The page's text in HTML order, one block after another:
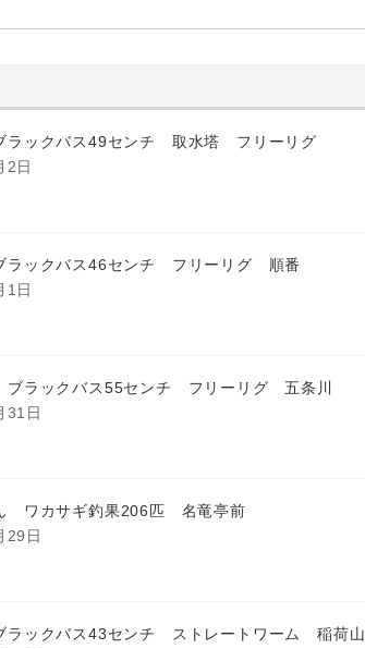
ックバス49センチ 取水塔 フリーリグ
2日
ックバス46センチ フリーリグ 順番
1日
ラックバス55センチ フリーリグ 五条川
31日
ワカサギ釣果206匹 名竜亭前
29日
ックバス43センチ ストレートワーム 稲荷山